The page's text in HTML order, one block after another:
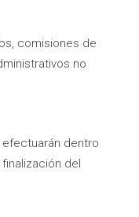
comisiones de
no
dentro
del